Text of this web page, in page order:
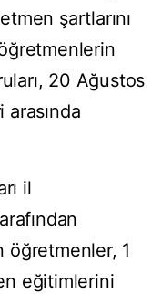
şartlarını
20 Ağustos
il
öğretmenler, 1
eğitimlerini